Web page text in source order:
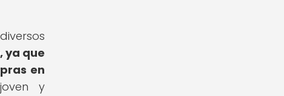
ya que
en
y